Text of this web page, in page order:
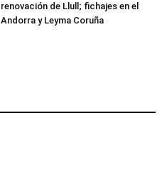
renovación de Llull; fichajes en el
Andorra y Leyma Coruña